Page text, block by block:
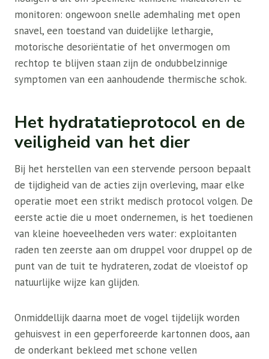
monitoren: ongewoon snelle ademhaling met open
snavel, een toestand van duidelijke lethargie,
motorische desoriëntatie of het onvermogen om
rechtop te blijven staan ​​zijn de ondubbelzinnige
symptomen van een aanhoudende thermische schok.
Het hydratatieprotocol en de
veiligheid van het dier
Bij het herstellen van een stervende persoon bepaalt
de tijdigheid van de acties zijn overleving, maar elke
operatie moet een strikt medisch protocol volgen. De
eerste actie die u moet ondernemen, is het toedienen
van kleine hoeveelheden vers water: exploitanten
raden ten zeerste aan om druppel voor druppel op de
punt van de tuit te hydrateren, zodat de vloeistof op
natuurlijke wijze kan glijden.
Onmiddellijk daarna moet de vogel tijdelijk worden
gehuisvest in een geperforeerde kartonnen doos, aan
de onderkant bekleed met schone vellen